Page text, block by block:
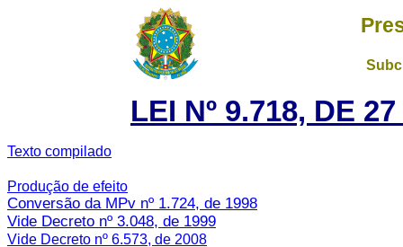
LEI Nº 9.718, DE
Texto compilado
Produção de efeito
Conversão da MPv nº 1.724, de 1998
Vide Decreto nº 3.048, de 1999
Vide Decreto nº 6.573, de 2008